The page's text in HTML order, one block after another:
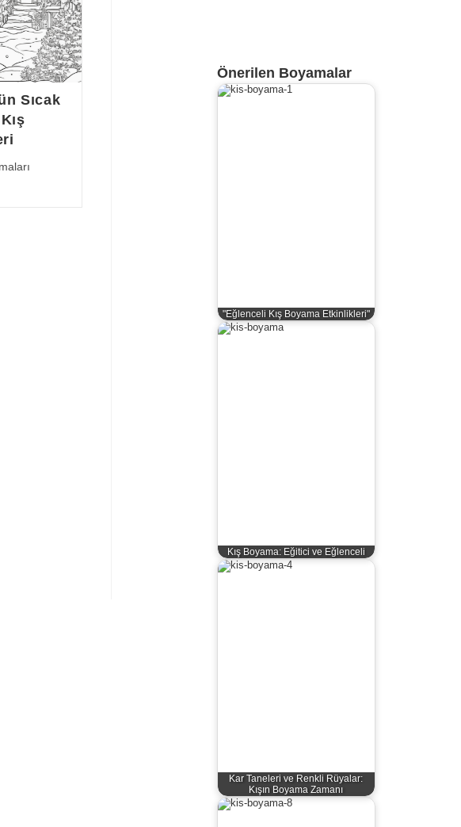
Sıcak
Önerilen Boyamalar
"Eğlenceli Kış Boyama Etkinlikleri"
Kış Boyama: Eğitici ve Eğlenceli
Kar Taneleri ve Renkli Rüyalar:
Kışın Boyama Zamanı